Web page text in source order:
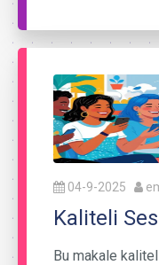
04-9-2025
Kaliteli
Bu makale